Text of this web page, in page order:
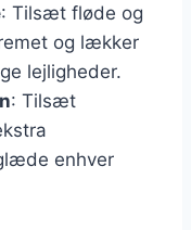
: Tilsæt fløde og
og lækker
lejligheder.
: Tilsæt
enhver